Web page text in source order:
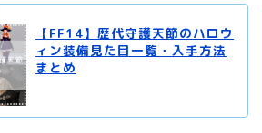
【FF14】歴代守護天節のハロウ
ィン装備見た目一覧・入手方法
まとめ